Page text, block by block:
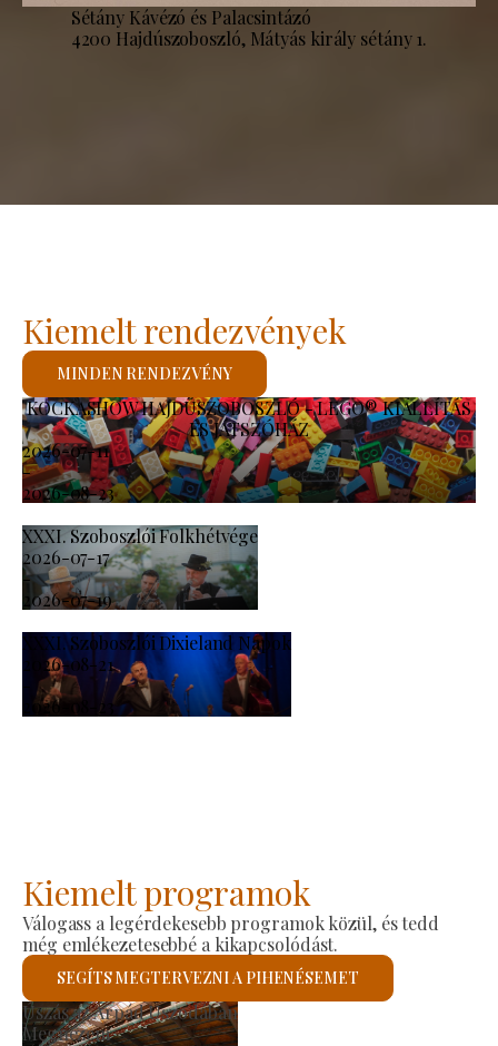
Sétány Kávézó és Palacsintázó
4200 Hajdúszoboszló, Mátyás király sétány 1.
KOCKASHOW HAJDÚSZOBOSZLÓ - LEGO® KIÁLLÍTÁS
ÉS JÁTSZÓHÁZ
2026-07-11
-
2026-08-23
XXXI. Szoboszlói Folkhétvége
2026-07-17
-
2026-07-19
XXXI. Szoboszlói Dixieland Napok
2026-08-21
-
2026-08-23
Kiemelt rendezvények
MINDEN RENDEZVÉNY
Kiemelt programok
Válogass a legérdekesebb programok közül, és tedd
még emlékezetesebbé a kikapcsolódást.
SEGÍTS MEGTERVEZNI A PIHENÉSEMET
Termelői Piac
Megnézem